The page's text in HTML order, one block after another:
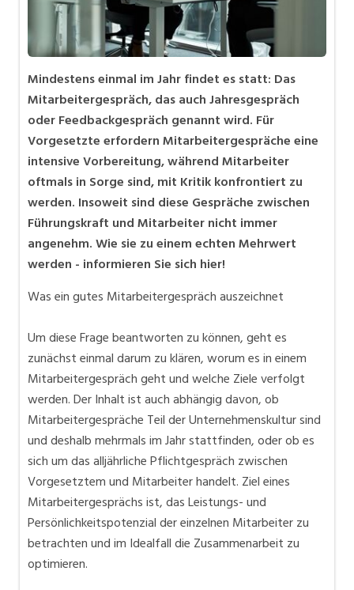
Mindestens einmal im Jahr findet es statt: Das
Mitarbeitergespräch, das auch Jahresgespräch
oder Feedbackgespräch genannt wird. Für
Vorgesetzte erfordern Mitarbeitergespräche eine
intensive Vorbereitung, während Mitarbeiter
oftmals in Sorge sind, mit Kritik konfrontiert zu
werden. Insoweit sind diese Gespräche zwischen
Führungskraft und Mitarbeiter nicht immer
angenehm. Wie sie zu einem echten Mehrwert
werden - informieren Sie sich hier!
Was ein gutes Mitarbeitergespräch auszeichnet
Um diese Frage beantworten zu können, geht es
zunächst einmal darum zu klären, worum es in einem
Mitarbeitergespräch geht und welche Ziele verfolgt
werden. Der Inhalt ist auch abhängig davon, ob
Mitarbeitergespräche Teil der Unternehmenskultur sind
und deshalb mehrmals im Jahr stattfinden, oder ob es
sich um das alljährliche Pflichtgespräch zwischen
Vorgesetztem und Mitarbeiter handelt. Ziel eines
Mitarbeitergesprächs ist, das Leistungs- und
Persönlichkeitspotenzial der einzelnen Mitarbeiter zu
betrachten und im Idealfall die Zusammenarbeit zu
optimieren.